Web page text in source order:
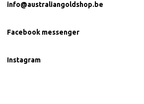
info@australiangoldshop.be
Facebook messenger
Instagram